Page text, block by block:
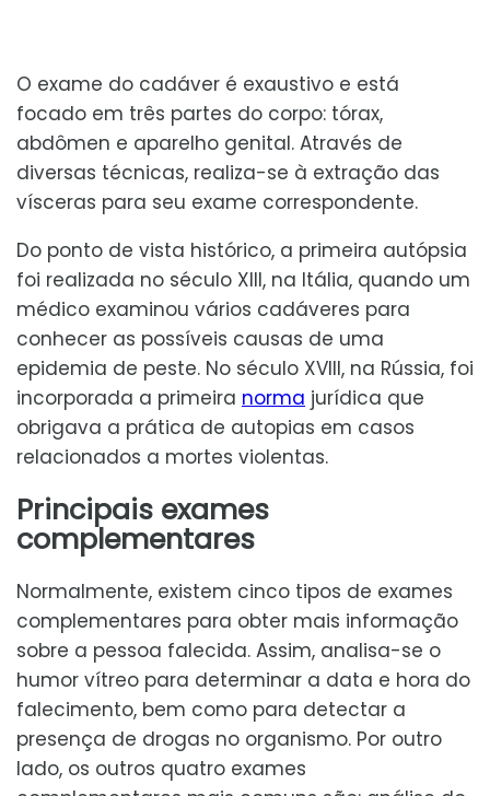
O exame do cadáver é exaustivo e está
focado em três partes do corpo: tórax,
abdômen e aparelho genital. Através de
diversas técnicas, realiza-se à extração das
vísceras para seu exame correspondente.
Do ponto de vista histórico, a primeira autópsia
foi realizada no século XIII, na Itália, quando um
médico examinou vários cadáveres para
conhecer as possíveis causas de uma
epidemia de peste. No século XVIII, na Rússia, foi
incorporada a primeira norma jurídica que
obrigava a prática de autopias em casos
relacionados a mortes violentas.
Principais exames
complementares
Normalmente, existem cinco tipos de exames
complementares para obter mais informação
sobre a pessoa falecida. Assim, analisa-se o
humor vítreo para determinar a data e hora do
falecimento, bem como para detectar a
presença de drogas no organismo. Por outro
lado, os outros quatro exames